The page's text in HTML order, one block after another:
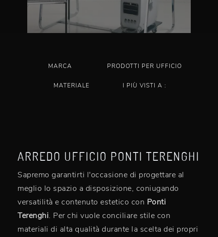
MARCA PRODOTTI PER UFFICIO
MATERIALE I PIÙ VISTI A :
ARREDO UFFICIO PONTI TERENGHI
Sapremo garantirti l'occasione di progettare al
meglio lo spazio a disposizione, coniugando
versatilità e contenuto estetico con Ponti
Terenghi. Per chi vuole conciliare stile con
materiali di alta qualità durante la scelta dei propri